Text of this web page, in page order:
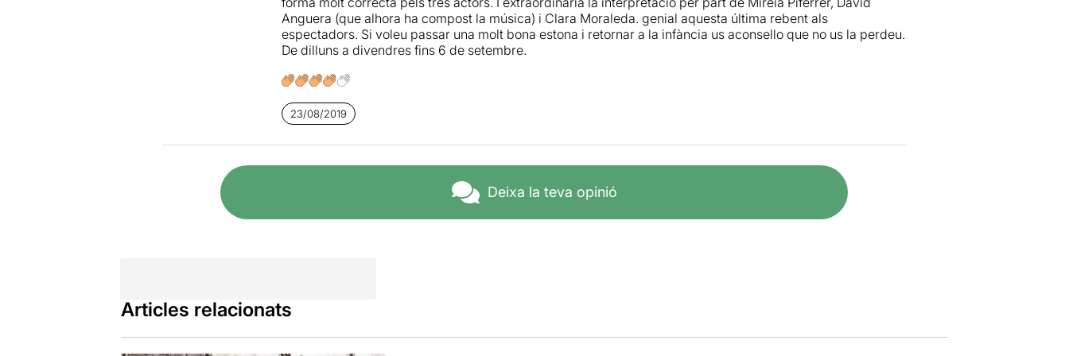
Anguera (que alhora ha compost la música) i Clara Moraleda. genial aquesta última rebent als
espectadors. Si voleu passar una molt bona estona i retornar a la infància us aconsello que no us la perdeu.
De dilluns a divendres fins 6 de setembre.
23/08/2019
Deixa la teva opinió
Articles relacionats